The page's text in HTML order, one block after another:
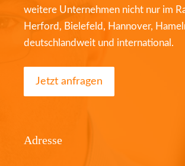
weitere Unternehmen nicht nur im
Herford, Bielefeld, Hannover,
deutschlandweit und international.
Jetzt anfragen
Adresse